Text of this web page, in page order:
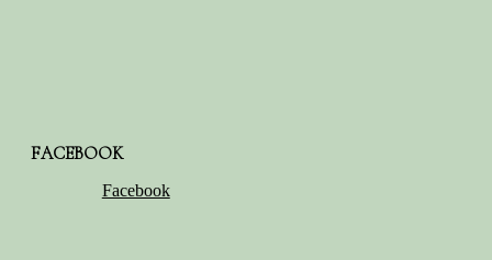
FACEBOOK
Facebook